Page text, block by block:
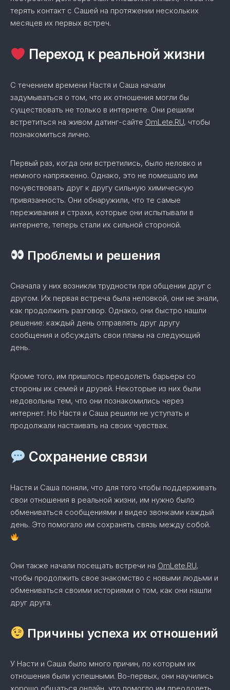
терять контакт с Сашей на протяжении нескольких
месяцев их первых встреч.
Переход к реальной жизни
С течением времени Настя и Саша начали
задумываться о том, что их отношения могли бы
существовать не только в интернете. Они решили
встретиться на живом датинг-сайте OmLete.RU, чтобы
познакомиться лично.
Первый раз, когда они встретились, было неловко и
немного напряженно. Однако, это не помешало им
почувствовать друг к другу сильную химическую
привязанность. Они обнаружили, что те самые
переживания и страхи, которые они испытывали в
интернете, теперь стали их сильной стороной.
Проблемы и решения
Сначала у них возникли трудности при общении друг с
другом. Их первая встреча была неловкой, они не знали,
как продолжить разговор. Однако, они быстро нашли
решение: каждый день отправлять друг другу
сообщения и обсуждать свои планы на следующий
день.
Кроме того, им пришлось преодолеть барьеры со
стороны их семей и друзей. Некоторые из них были
недовольны тем, что они познакомились через
интернет. Но Настя и Саша решили не уступать и
продолжали настаивать на своих чувствах.
Сохранение связи
Настя и Саша поняли, что для того чтобы поддерживать
свои отношения в реальной жизни, им нужно было
обмениваться сообщениями и видео звонками каждый
день. Это помогало им сохранять связь между собой.
Они также начали посещать встречи на OmLete.RU,
чтобы продолжить свое знакомство с новыми людьми и
обмениваться своими историями о том, как они нашли
друг друга.
Причины успеха их отношений
У Насти и Саша было много причин, по которым их
отношения были успешными. Во-первых, они научились